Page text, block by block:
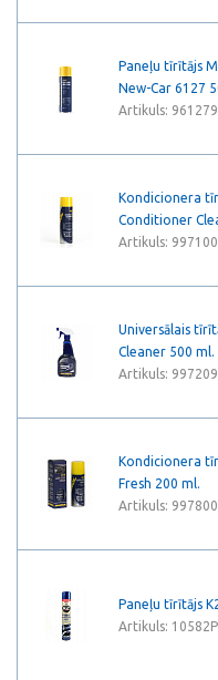
Paneļu tīrītājs
New-Car 6127
Artikuls: 961279
Kondicionera
Conditioner
Artikuls: 997100
Universālais
Cleaner 500 ml.
Artikuls: 997209
Kondicionera
Fresh 200 ml.
Artikuls: 997800
Paneļu tīrītājs
Artikuls: